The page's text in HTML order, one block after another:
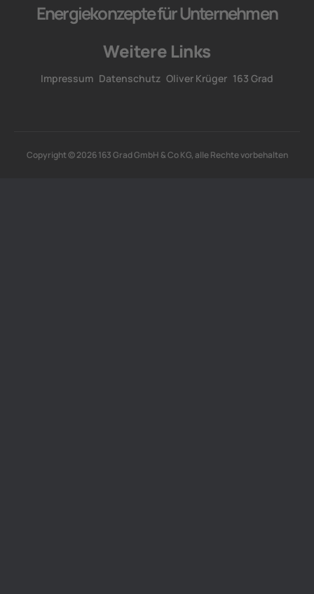
Energiekonzepte für Unternehmen
Weitere Links
Impressum Datenschutz Oliver Krüger 163 Grad
Copyright © 2026 163 Grad GmbH & Co KG, alle Rechte vorbehalten